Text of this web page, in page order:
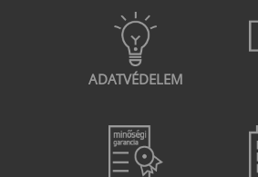
ADATVÉDELEM